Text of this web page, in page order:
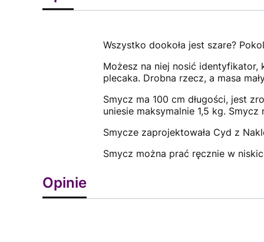
Wszystko dookoła jest szare?
Możesz na niej nosić
plecaka. Drobna rzecz, a masa
Smycz ma 100 cm długości, jest
uniesie maksymalnie 1,5 kg.
Smycze zaprojektowała Cyd z
Smycz można prać ręcznie w
Opinie